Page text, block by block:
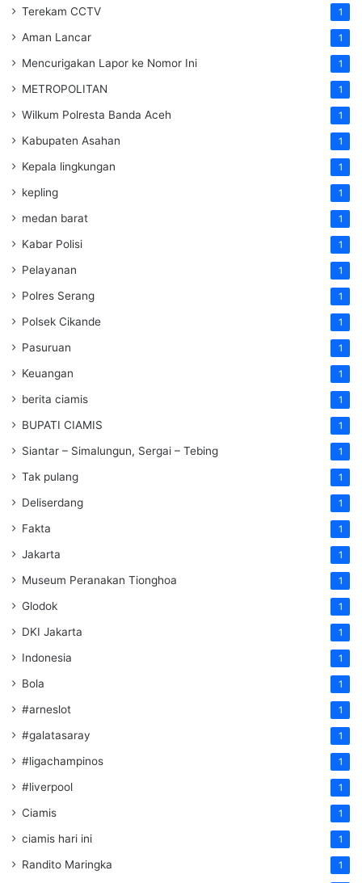
Terekam CCTV 1
Aman Lancar 1
Mencurigakan Lapor ke Nomor Ini 1
METROPOLITAN 1
Wilkum Polresta Banda Aceh 1
Kabupaten Asahan 1
Kepala lingkungan 1
kepling 1
medan barat 1
Kabar Polisi 1
Pelayanan 1
Polres Serang 1
Polsek Cikande 1
Pasuruan 1
Keuangan 1
berita ciamis 1
BUPATI CIAMIS 1
Siantar – Simalungun, Sergai – Tebing 1
Tak pulang 1
Deliserdang 1
Fakta 1
Jakarta 1
Museum Peranakan Tionghoa 1
Glodok 1
DKI Jakarta 1
Indonesia 1
Bola 1
#arneslot 1
#galatasaray 1
#ligachampinos 1
#liverpool 1
Ciamis 1
ciamis hari ini 1
Randito Maringka 1